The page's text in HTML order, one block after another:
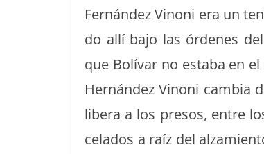
Fer­nán­dez Vinoni era un
do allí bajo las órdenes
que Bolí­var no esta­ba en
Hernán­dez Vinoni cam­bia
lib­era a los pre­sos, entre
ce­la­dos a raíz del